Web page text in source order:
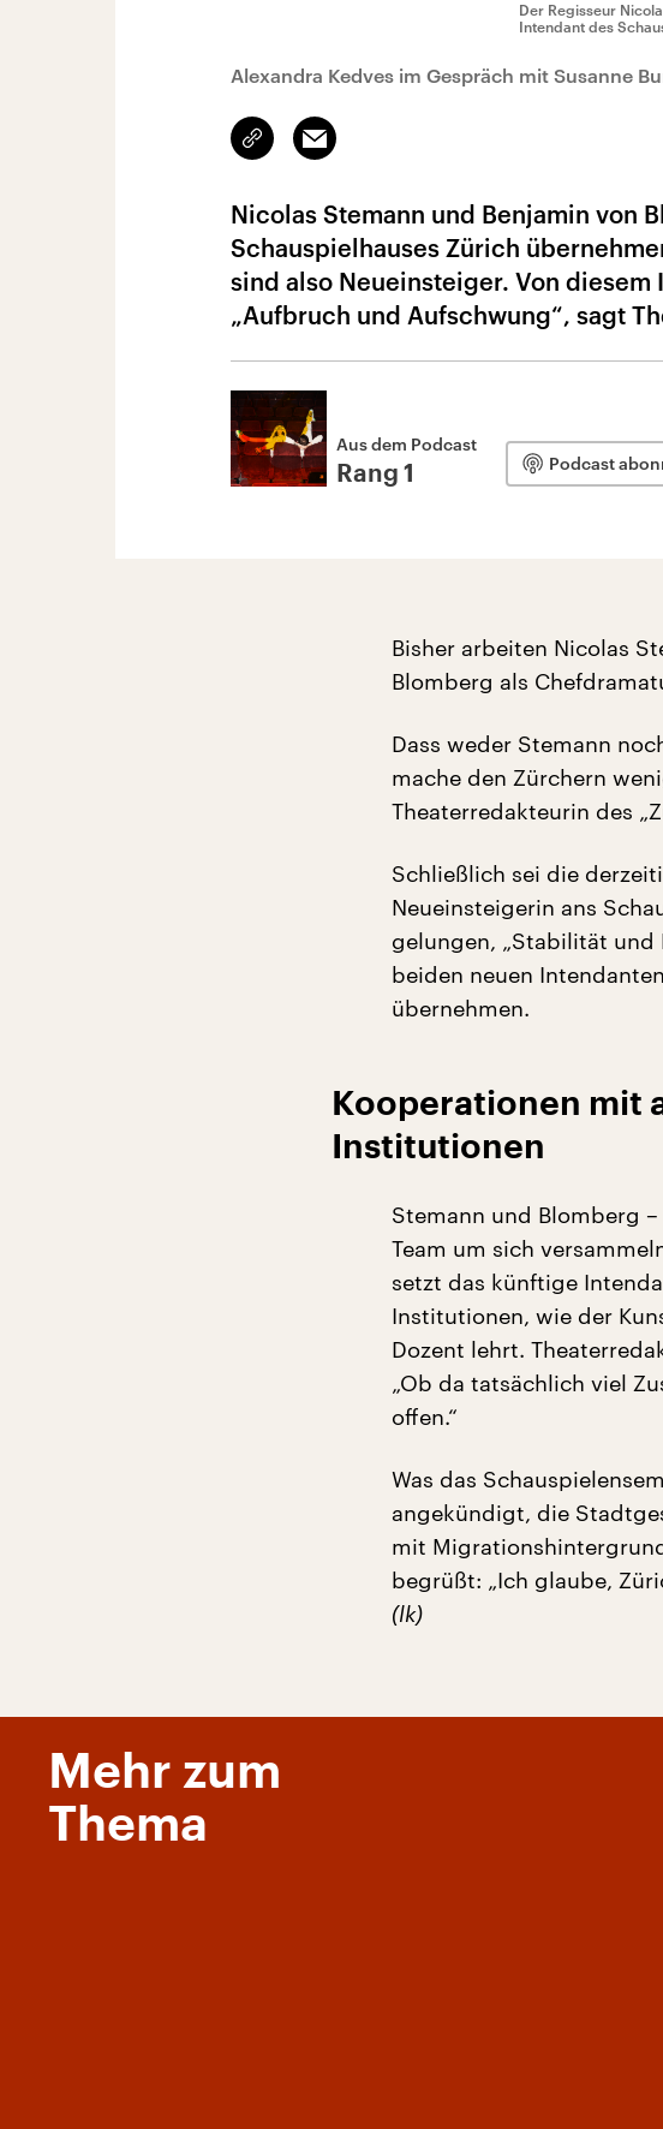
Der Regisseur
Intendant des
Alexandra Kedves im Gespräch mit Susanne
Link
kopieren/teilen
Email
Nicolas Stemann und Benjamin von
Schauspielhauses Zürich
sind also Neueinsteiger. Von
„Aufbruch und Aufschwung“, sagt
Aus dem Podcast
Rang 1 Podcast
Bisher arbeiten Nicolas
Blomberg als
Dass weder Stemann
mache den Zürchern
Theaterredakteurin des
Schließlich sei die
Neueinsteigerin ans
gelungen, „Stabilität und
beiden neuen
übernehmen.
Kooperationen mit
Institutionen
Stemann und Blomberg
Team um sich
setzt das künftige
Institutionen, wie der
Dozent lehrt.
„Ob da tatsächlich viel
offen.“
Was das
angekündigt, die
mit
begrüßt: „Ich glaube,
(lk)
Mehr zum
Thema